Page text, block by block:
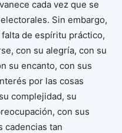
cada vez que se
Sin embargo,
de espíritu práctico,
con su alegría, con su
su encanto, con sus
por las cosas
complejidad, su
con sus
cadencias tan